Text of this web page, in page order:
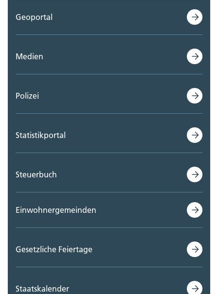
Polizei Kanton Solothurn (0)
Volksschulamt (0)
Volkswirtschaftsdepartement;
Geoportal
Medien
Polizei
Statistikportal
Steuerbuch
Einwohnergemeinden
Gesetzliche Feiertage
Staatskalender